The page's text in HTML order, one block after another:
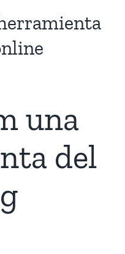
una
del